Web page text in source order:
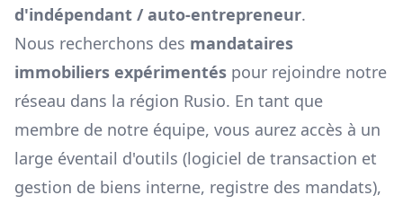
d'indépendant / auto-entrepreneur.
Nous recherchons des mandataires
immobiliers expérimentés pour rejoindre notre
réseau dans la région Rusio. En tant que
membre de notre équipe, vous aurez accès à un
large éventail d'outils (logiciel de transaction et
gestion de biens interne, registre des mandats),